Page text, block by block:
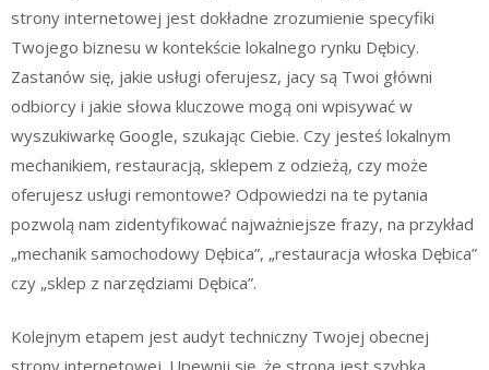
strony internetowej jest dokładne zrozumienie specyfiki
Twojego biznesu w kontekście lokalnego rynku Dębicy.
Zastanów się, jakie usługi oferujesz, jacy są Twoi główni
odbiorcy i jakie słowa kluczowe mogą oni wpisywać w
wyszukiwarkę Google, szukając Ciebie. Czy jesteś lokalnym
mechanikiem, restauracją, sklepem z odzieżą, czy może
oferujesz usługi remontowe? Odpowiedzi na te pytania
pozwolą nam zidentyfikować najważniejsze frazy, na przykład
„mechanik samochodowy Dębica”, „restauracja włoska Dębica”
czy „sklep z narzędziami Dębica”.
Kolejnym etapem jest audyt techniczny Twojej obecnej
strony internetowej. Upewnij się, że strona jest szybka,